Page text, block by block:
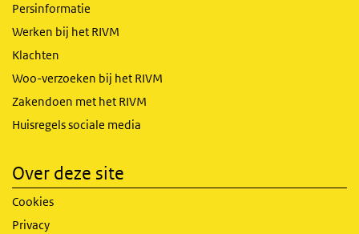
Persinformatie
Werken bij het RIVM
Klachten
Woo-verzoeken bij het RIVM
Zakendoen met het RIVM
Huisregels sociale media
Over deze site
Cookies
Privacy